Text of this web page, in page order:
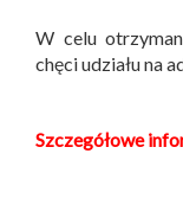
W celu
chęci udziału na
Szczegółowe